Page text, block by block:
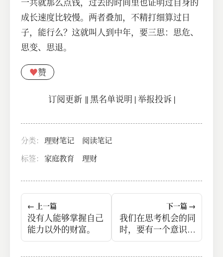
一共就那么点钱，过去的时间里也证明过自身的
成长速度比较慢。两者叠加，不精打细算过日
子，能行么？这就叫人到中年，要三思：思危、
思变、思退。
♥赞
订阅更新||黑名单说明 |举报投诉 |
分类： 理财笔记
阅读笔记
标签： 家庭教育 理财
← 上一篇
没有人能够掌握自己
能力以外的财富。
下一篇 →
我们在思考机会的同
时，要有一个意识，
谁的机会？